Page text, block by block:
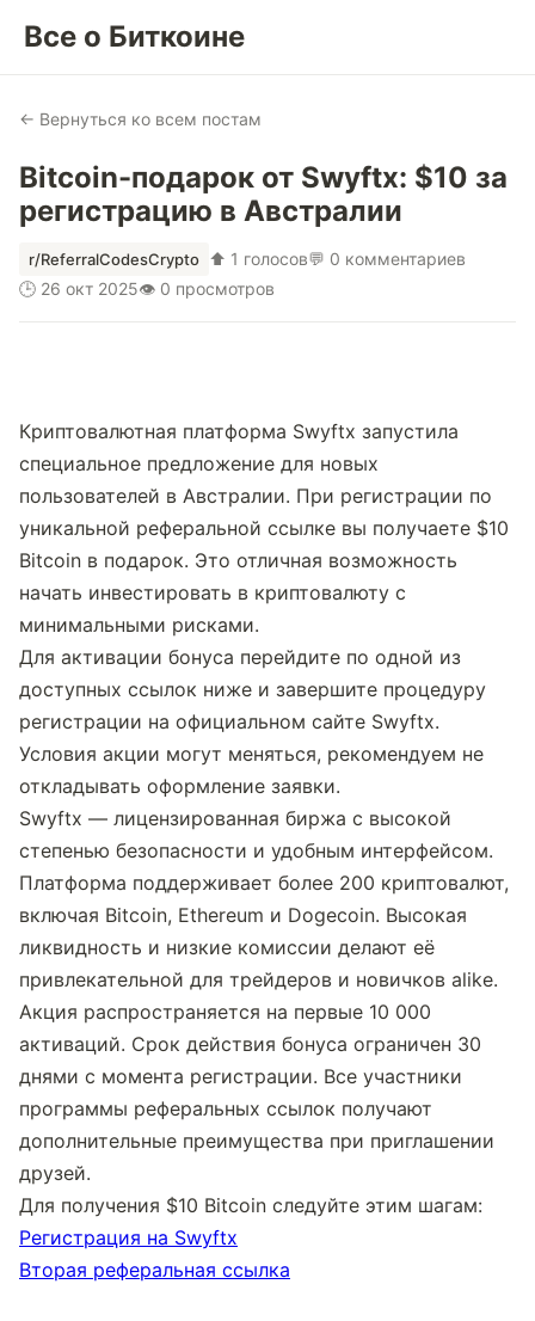
Все о Биткоине
← Вернуться ко всем постам
Bitcoin-подарок от Swyftx: $10 за
регистрацию в Австралии
r/ReferralCodesCrypto ⬆ 1 голосов💬 0 комментариев
🕒 26 окт 2025👁 0 просмотров
Криптовалютная платформа Swyftx запустила
специальное предложение для новых
пользователей в Австралии. При регистрации по
уникальной реферальной ссылке вы получаете $10
Bitcoin в подарок. Это отличная возможность
начать инвестировать в криптовалюту с
минимальными рисками.
Для активации бонуса перейдите по одной из
доступных ссылок ниже и завершите процедуру
регистрации на официальном сайте Swyftx.
Условия акции могут меняться, рекомендуем не
откладывать оформление заявки.
Swyftx — лицензированная биржа с высокой
степенью безопасности и удобным интерфейсом.
Платформа поддерживает более 200 криптовалют,
включая Bitcoin, Ethereum и Dogecoin. Высокая
ликвидность и низкие комиссии делают её
привлекательной для трейдеров и новичков alike.
Акция распространяется на первые 10 000
активаций. Срок действия бонуса ограничен 30
днями с момента регистрации. Все участники
программы реферальных ссылок получают
дополнительные преимущества при приглашении
друзей.
Для получения $10 Bitcoin следуйте этим шагам:
Регистрация на Swyftx
Вторая реферальная ссылка